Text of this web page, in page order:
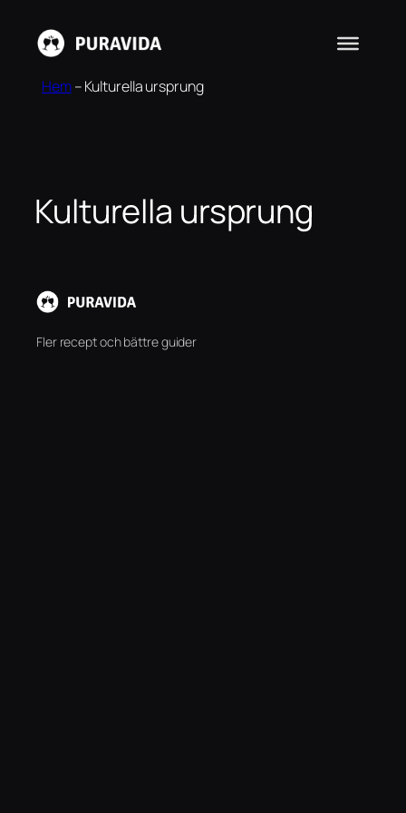
innehåll
Hem–Kulturella ursprung
Kulturella ursprung
Fler recept och bättre guider